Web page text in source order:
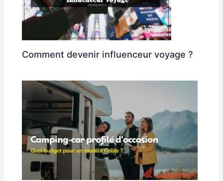
Comment devenir influenceur voyage ?